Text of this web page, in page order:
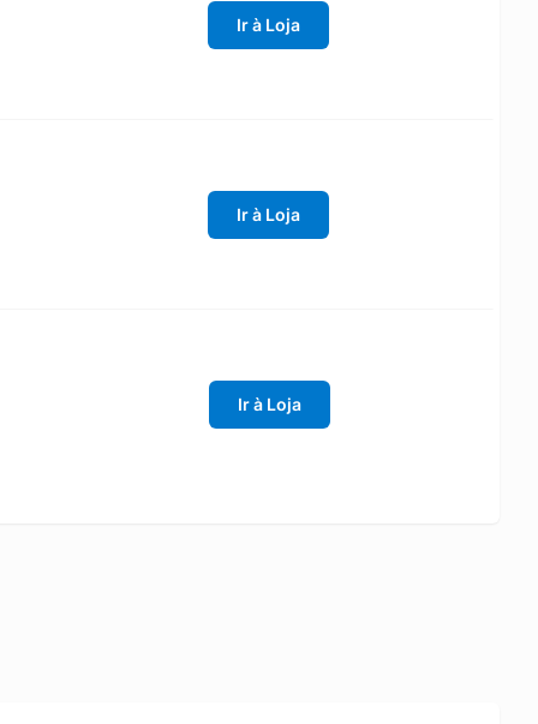
Ir à Loja
Ir à Loja
Ir à Loja